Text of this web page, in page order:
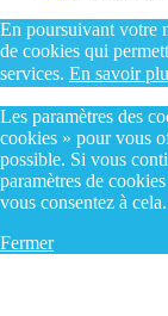
En poursuivant votre
de cookies qui
services. En savoir
Les paramètres des
cookies » pour vous
possible. Si vous
paramètres de
vous consentez à cela.
Fermer